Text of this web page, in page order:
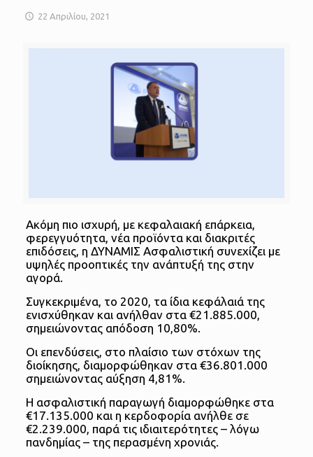
22 Απριλίου, 2021
Ακόμη πιο ισχυρή, με κεφαλαιακή επάρκεια,
φερεγγυότητα, νέα προϊόντα και διακριτές
επιδόσεις, η ΔΥΝΑΜΙΣ Ασφαλιστική συνεχίζει με
υψηλές προοπτικές την ανάπτυξή της στην
αγορά.
Συγκεκριμένα, το 2020, τα ίδια κεφάλαιά της
ενισχύθηκαν και ανήλθαν στα €21.885.000,
σημειώνοντας απόδοση 10,80%.
Οι επενδύσεις, στο πλαίσιο των στόχων της
διοίκησης, διαμορφώθηκαν στα €36.801.000
σημειώνοντας αύξηση 4,81%.
Η ασφαλιστική παραγωγή διαμορφώθηκε στα
€17.135.000 και η κερδοφορία ανήλθε σε
€2.239.000, παρά τις ιδιαιτερότητες – λόγω
πανδημίας – της περασμένη χρονιάς.